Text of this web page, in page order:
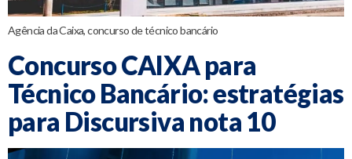
Agência da Caixa, concurso de técnico bancário
Concurso CAIXA para
Técnico Bancário: estratégias
para Discursiva nota 10